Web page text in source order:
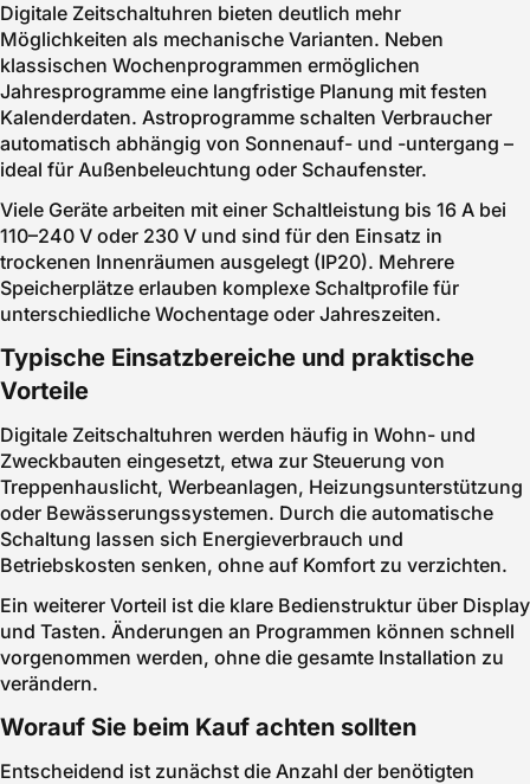
Digitale Zeitschaltuhren bieten deutlich mehr
Möglichkeiten als mechanische Varianten. Neben
klassischen Wochenprogrammen ermöglichen
Jahresprogramme eine langfristige Planung mit festen
Kalenderdaten. Astroprogramme schalten Verbraucher
automatisch abhängig von Sonnenauf- und -untergang –
ideal für Außenbeleuchtung oder Schaufenster.
Viele Geräte arbeiten mit einer Schaltleistung bis 16 A bei
110–240 V oder 230 V und sind für den Einsatz in
trockenen Innenräumen ausgelegt (IP20). Mehrere
Speicherplätze erlauben komplexe Schaltprofile für
unterschiedliche Wochentage oder Jahreszeiten.
Typische Einsatzbereiche und praktische
Vorteile
Digitale Zeitschaltuhren werden häufig in Wohn- und
Zweckbauten eingesetzt, etwa zur Steuerung von
Treppenhauslicht, Werbeanlagen, Heizungsunterstützung
oder Bewässerungssystemen. Durch die automatische
Schaltung lassen sich Energieverbrauch und
Betriebskosten senken, ohne auf Komfort zu verzichten.
Ein weiterer Vorteil ist die klare Bedienstruktur über Display
und Tasten. Änderungen an Programmen können schnell
vorgenommen werden, ohne die gesamte Installation zu
verändern.
Worauf Sie beim Kauf achten sollten
Entscheidend ist zunächst die Anzahl der benötigten